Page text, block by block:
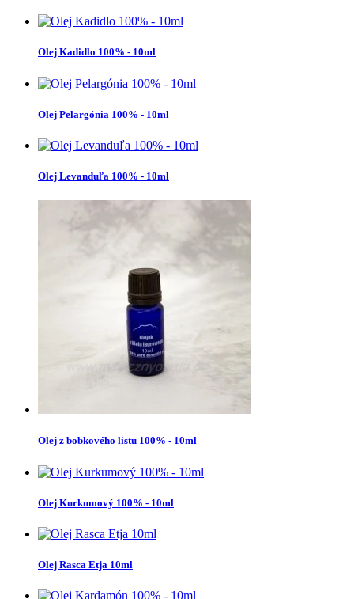
Olej Kadidlo 100% - 10ml
Olej Pelargónia 100% - 10ml
Olej Levanduľa 100% - 10ml
Olej z bobkového listu 100% - 10ml
Olej Kurkumový 100% - 10ml
Olej Rasca Etja 10ml